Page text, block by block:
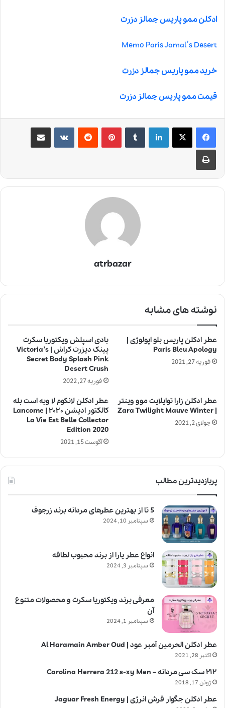
ادکلن ممو پاریس جمالز دزرت
Memo Paris Jamal’s Desert
خرید ممو پاریس جمالز دزرت
قیمت ممو پاریس جمالز دزرت
لینکدین ‫پین‌ترست ‫رددیت
چاپ
atrbazar
نوشته های مشابه
عطر ادکلن پاریس بلو اپولوژی |
Paris Bleu Apology
فوریه 27, 2021
بادی اسپلش ویکتوریا سکرت
پینک دیزرت کراش | Victoria’s
Secret Body Splash Pink
Desert Crush
فوریه 27, 2022
عطر ادکلن زارا توایلایت موو وینتر
| Zara Twilight Mauve Winter
جولای 2, 2021
عطر ادکلن لانکوم لا ویه است بله
کالکتور ادیشن ۲۰۲۰ | Lancome
La Vie Est Belle Collector
Edition 2020
آگوست 15, 2021
پربازدیدترین مطالب
5 تا از بهترین عطرهای مردانه برند زرجوف
سپتامبر 10, 2024
انواع عطر یارا از برند محبوب لطافه
سپتامبر 3, 2024
معرفی برند ویکتوریا سکرت و محصولات متنوع
آن
سپتامبر 1, 2024
عطر ادکلن الحرمین آمبر عود | Al Haramain Amber Oud
اکتبر 28, 2021
۲۱۲ سک سی مردانه – Carolina Herrera 212 s-xy Men
ژوئن 17, 2018
عطر ادکلن جگوار فرش انرژی | Jaguar Fresh Energy